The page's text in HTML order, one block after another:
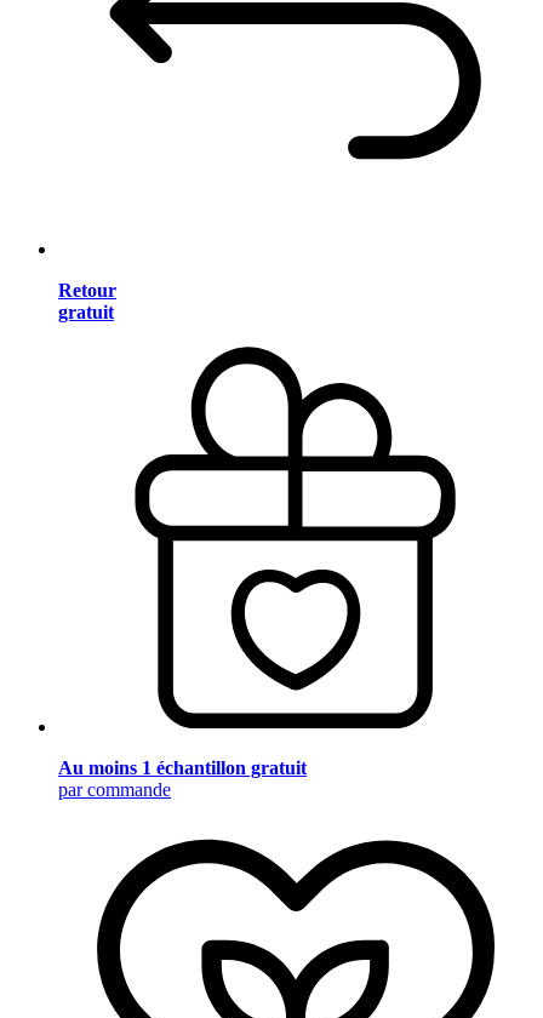
Retour
gratuit
Au moins 1 échantillon gratuit
par commande